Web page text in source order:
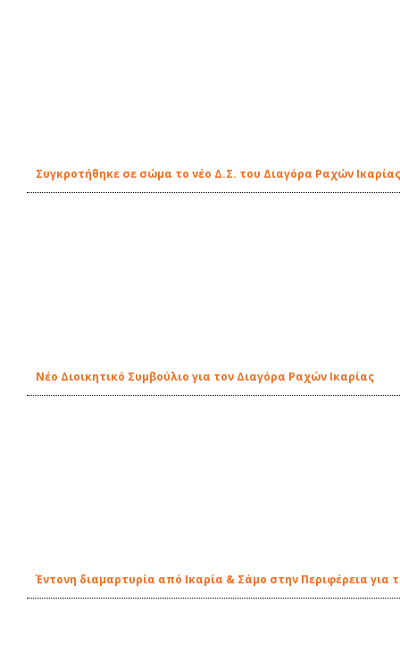
Συγκροτήθηκε σε σώμα το νέο Δ.Σ. του Διαγόρα Ραχών Ικαρίας
Νέο Διοικητικό Συμβούλιο για τον Διαγόρα Ραχών Ικαρίας
Έντονη διαμαρτυρία από Ικαρία & Σάμο στην Περιφέρεια